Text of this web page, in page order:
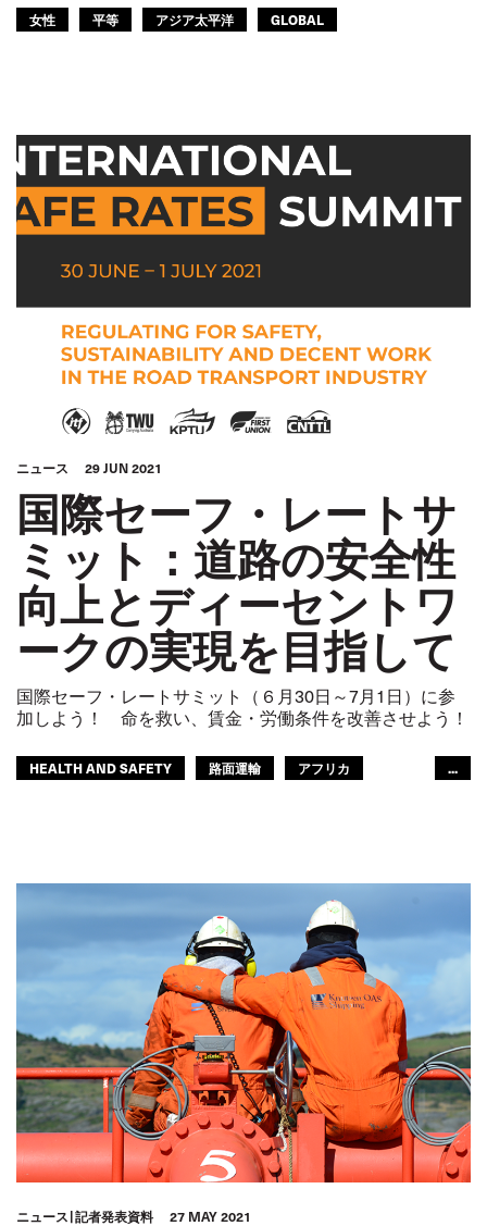
女性 平等 アジア太平洋 GLOBAL
ニュース 29 JUN 2021
国際セーフ・レートサ
ミット：道路の安全性
向上とディーセントワ
ークの実現を目指して
国際セーフ・レートサミット（６月30日～7月1日）に参
加しよう！ 命を救い、賃金・労働条件を改善させよう！
HEALTH AND SAFETY 路面運輸
アフリカ
...
ニュース 記者発表資料 27 MAY 2021